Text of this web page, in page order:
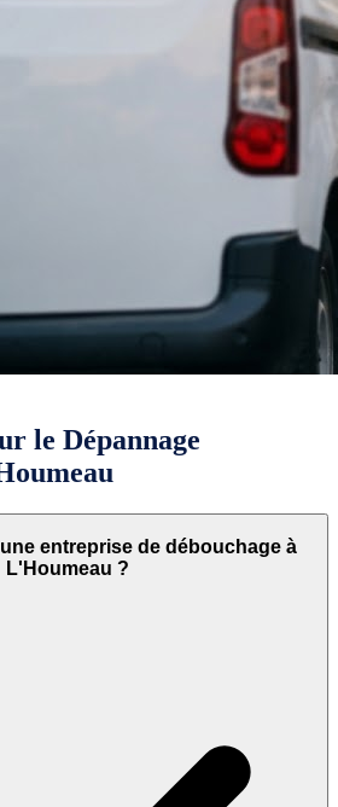
le Dépannage
entreprise de débouchage à
L'Houmeau ?